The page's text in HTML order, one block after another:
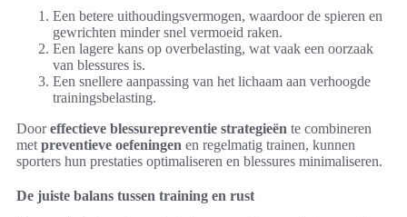
Een betere uithoudingsvermogen, waardoor de spieren en
gewrichten minder snel vermoeid raken.
Een lagere kans op overbelasting, wat vaak een oorzaak
van blessures is.
Een snellere aanpassing van het lichaam aan verhoogde
trainingsbelasting.
Dooreffectieve blessurepreventie strategieën te combineren
met preventieve oefeningen en regelmatig trainen, kunnen
sporters hun prestaties optimaliseren en blessures minimaliseren.
De juiste balans tussen training en rust